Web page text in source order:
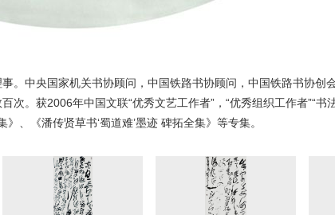
。中央国家机关书协顾问，中国铁路书协顾问，中国铁路书协创
。获2006年中国文联“优秀文艺工作者”，“优秀组织工作者”“书
、《潘传贤草书‘蜀道难’墨迹 碑拓全集》等专集。